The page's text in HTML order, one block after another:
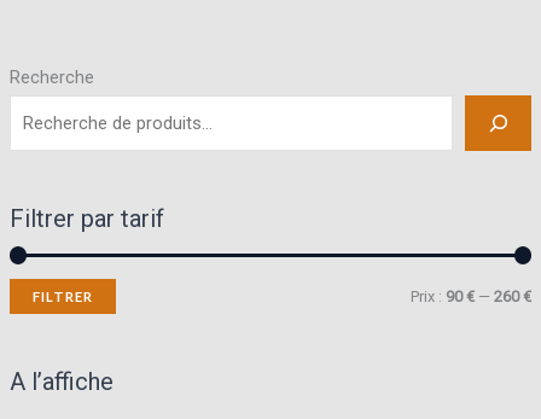
Recherche
Filtrer par tarif
PP
FILTRER Prix : 90 € —260 €
A l’affiche